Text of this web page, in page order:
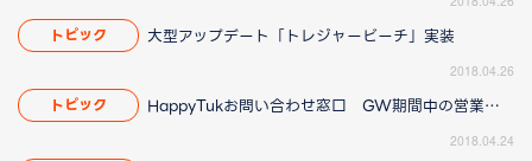
トピック 大型アップデート「トレジャービーチ」実装
2018.04.26
トピック HappyTukお問い合わせ窓口 GW期間中の営業についてのお知らせ
2018.04.24